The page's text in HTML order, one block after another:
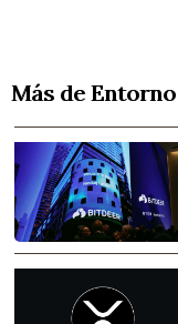
Más de Entorno